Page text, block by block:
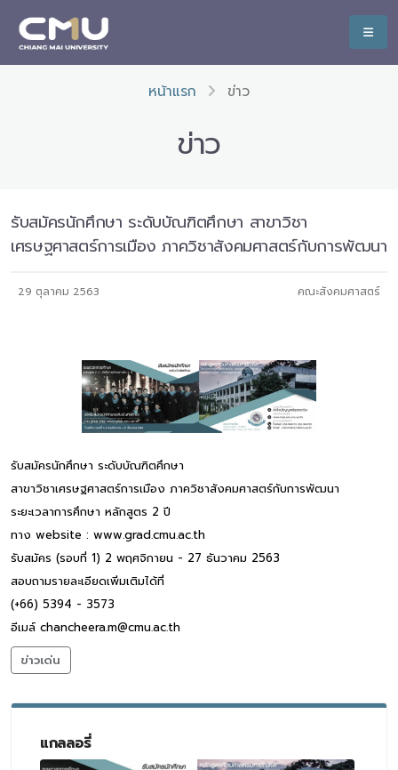
หน้าแรก ข่าว
ข่าว
รับสมัครนักศึกษา ระดับบัณฑิตศึกษา สาขาวิชา
เศรษฐศาสตร์การเมือง ภาควิชาสังคมศาสตร์กับการพัฒนา
29 ตุลาคม 2563 คณะสังคมศาสตร์
รับสมัครนักศึกษา ระดับบัณฑิตศึกษา
สาขาวิชาเศรษฐศาสตร์การเมือง ภาควิชาสังคมศาสตร์กับการพัฒนา
ระยะเวลาการศึกษา หลักสูตร 2 ปี
ทาง website : www.grad.cmu.ac.th
รับสมัคร (รอบที่ 1) 2 พฤศจิกายน - 27 ธันวาคม 2563
สอบถามรายละเอียดเพิ่มเติมได้ที่
(+66) 5394 - 3573
อีเมล์ chancheera.m@cmu.ac.th
ข่าวเด่น
แกลลอรี่